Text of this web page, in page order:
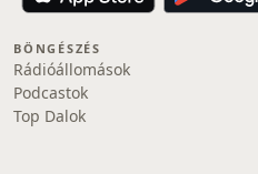
BÖNGÉSZÉS
Rádióállomások
Podcastok
Top Dalok